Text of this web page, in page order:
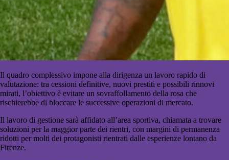
Il quadro complessivo impone alla dirigenza un lavoro rapido di
valutazione: tra cessioni definitive, nuovi prestiti e possibili rinnovi
mirati, l’obiettivo è evitare un sovraffollamento della rosa che
rischierebbe di bloccare le successive operazioni di mercato.
Il lavoro di gestione sarà affidato all’area sportiva, chiamata a trovare
soluzioni per la maggior parte dei rientri, con margini di permanenza
ridotti per molti dei protagonisti rientrati dalle esperienze lontano da
Firenze.